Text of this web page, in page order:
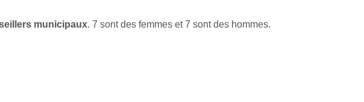
municipaux. 7 sont des femmes et 7 sont des hommes.